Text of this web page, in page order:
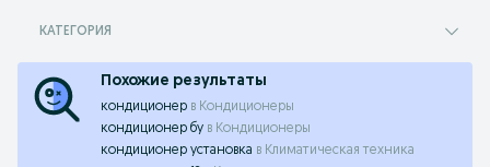
КАТЕГОРИЯ
Похожие результаты
кондиционер в Кондиционеры
кондиционер бу в Кондиционеры
кондиционер установка в Климатическая техника